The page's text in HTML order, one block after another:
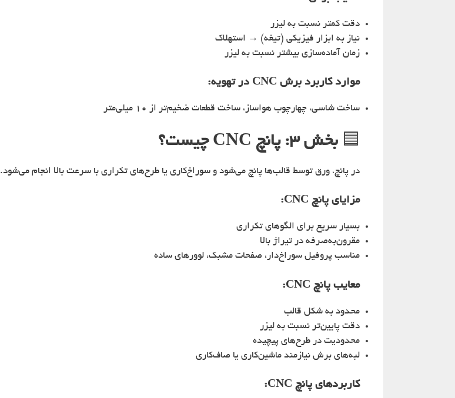
دقت کمتر نسبت به لیزر
نیاز به ابزار فیزیکی (تیغه) → استهلاک
زمان آماده‌سازی بیشتر نسبت به لیزر
موارد کاربرد برش CNC در تهویه:
ساخت شاسی، چهارچوب هواساز، ساخت قطعات ضخیم‌تر از ۱۰ میلی‌متر
🟦 بخش ۳: پانچ CNC چیست؟
در پانچ، ورق توسط قالب‌ها پانچ می‌شود و سوراخ‌کاری یا طرح‌های تکراری با سرعت بالا انجام می‌شود.
مزایای پانچ CNC:
بسیار سریع برای الگوهای تکراری
مقرون‌به‌صرفه در تیراژ بالا
مناسب پروفیل سوراخ‌دار، صفحات مشبک، لوورهای ساده
معایب پانچ CNC:
محدود به شکل قالب
دقت پایین‌تر نسبت به لیزر
محدودیت در طرح‌های پیچیده
لبه‌های برش نیازمند ماشین‌کاری یا صاف‌کاری
کاربردهای پانچ CNC: